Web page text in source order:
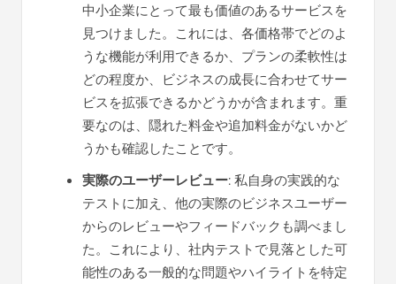
中小企業にとって最も価値のあるサービスを
見つけました。これには、各価格帯でどのよ
うな機能が利用できるか、プランの柔軟性は
どの程度か、ビジネスの成長に合わせてサー
ビスを拡張できるかどうかが含まれます。重
要なのは、隠れた料金や追加料金がないかど
うかも確認したことです。
実際のユーザーレビュー: 私自身の実践的な
テストに加え、他の実際のビジネスユーザー
からのレビューやフィードバックも調べまし
た。これにより、社内テストで見落とした可
能性のある一般的な問題やハイライトを特定